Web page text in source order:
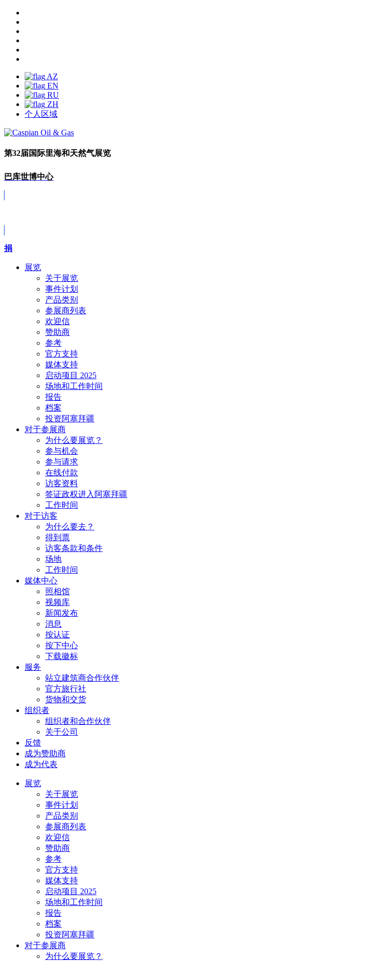
AZ
EN
RU
ZH
个人区域
第32届国际里海和天然气展览
巴库世博中心
捐
展览
关于展览
事件计划
产品类别
参展商列表
欢迎信
赞助商
参考
官方支持
媒体支持
启动项目 2025
场地和工作时间
报告
档案
投资阿塞拜疆
对于参展商
为什么要展览？
参与机会
参与请求
在线付款
访客资料
签证政权进入阿塞拜疆
工作时间
对于访客
为什么要去？
得到票
访客条款和条件
场地
工作时间
媒体中心
照相馆
视频库
新闻发布
消息
按认证
按下中心
下载徽标
服务
站立建筑商合作伙伴
官方旅行社
货物和交货
组织者
组织者和合作伙伴
关于公司
反馈
成为赞助商
成为代表
展览
关于展览
事件计划
产品类别
参展商列表
欢迎信
赞助商
参考
官方支持
媒体支持
启动项目 2025
场地和工作时间
报告
档案
投资阿塞拜疆
对于参展商
为什么要展览？